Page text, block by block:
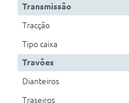
Transmissão
Tracção
Tipo caixa
Travões
Dianteiros
Traseiros